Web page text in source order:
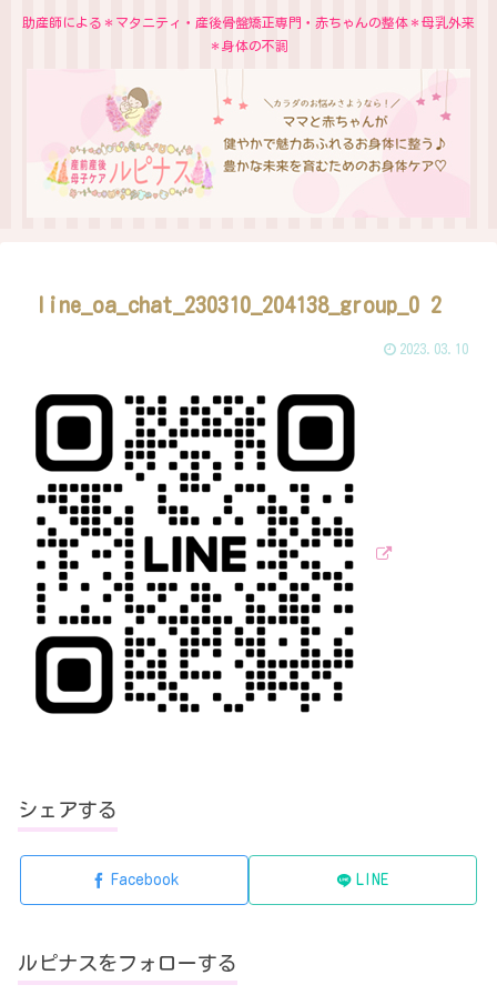
助産師による＊マタニティ・産後骨盤矯正専門・赤ちゃんの整体＊母乳外来
＊身体の不調
line_oa_chat_230310_204138_group_0 2
2023.03.10
シェアする
Facebook LINE
ルピナスをフォローする